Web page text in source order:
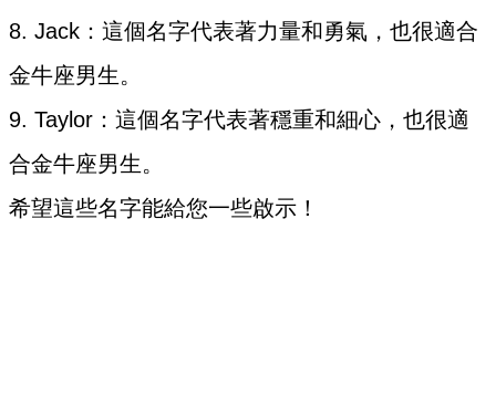
8. Jack：這個名字代表著力量和勇氣，也很適合
金牛座男生。
9. Taylor：這個名字代表著穩重和細心，也很適
合金牛座男生。
希望這些名字能給您一些啟示！